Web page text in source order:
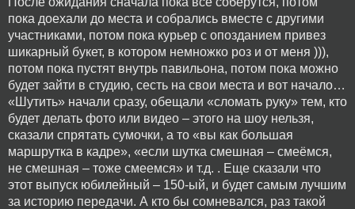
пока доехали до места и собрались вместе с другими
участниками, потом пока курьер с опозданием привез
шикарный букет, в котором немножко роз и от меня ))),
потом пока пустят внутрь павильона, потом пока можно
будет зайти в студию, сесть на свои места и вот начало…
«Шутить» начали сразу, обещали «сломать руку» тем, кто
будет делать фото или видео – этого на шоу нельзя,
сказали спрятать сумочки, а то «вы как большая
маршрутка в кадре», «если шутка смешная – смеёмся,
не смешная – тоже смеемся» и т.д. . Еще сказали что
этот выпуск юбилейный – 150-ый, и будет самым лучшим
за историю передачи. А кто бы сомневался, раз такой